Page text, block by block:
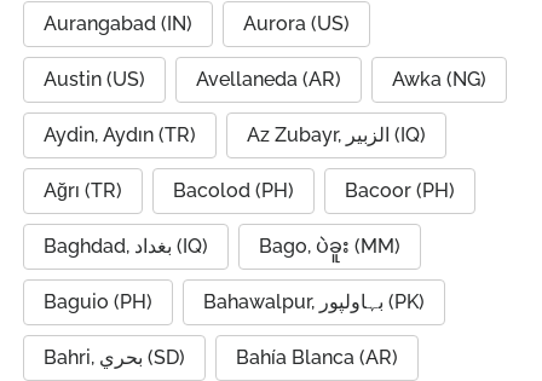
Aurangabad (IN) Aurora (US)
Austin (US) Avellaneda (AR) Awka (NG)
Aydin, Aydın (TR) Az Zubayr, الزبير (IQ)
Ağrı (TR) Bacolod (PH) Bacoor (PH)
Baghdad, بغداد (IQ) Bago, ပဲခူး (MM)
Baguio (PH) Bahawalpur, بہاولپور (PK)
Bahri, بحري (SD) Bahía Blanca (AR)